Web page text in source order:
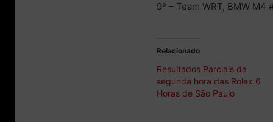
9º – Team WRT, BMW M4
Relacionado
Resultados Parciais da
segunda hora das Rolex 6
Horas de São Paulo